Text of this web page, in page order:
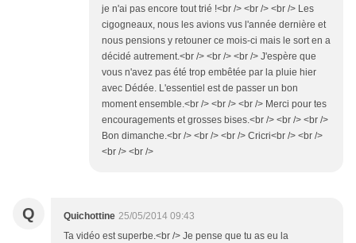
je n'ai pas encore tout trié !<br /> <br /> <br /> Les
cigogneaux, nous les avions vus l'année dernière et
nous pensions y retouner ce mois-ci mais le sort en a
décidé autrement.<br /> <br /> <br /> J'espère que
vous n'avez pas été trop embêtée par la pluie hier
avec Dédée. L'essentiel est de passer un bon
moment ensemble.<br /> <br /> <br /> Merci pour tes
encouragements et grosses bises.<br /> <br /> <br />
Bon dimanche.<br /> <br /> <br /> Cricri<br /> <br />
<br /> <br />
Q Quichottine 25/05/2014 09:43
Ta vidéo est superbe.<br /> Je pense que tu as eu la